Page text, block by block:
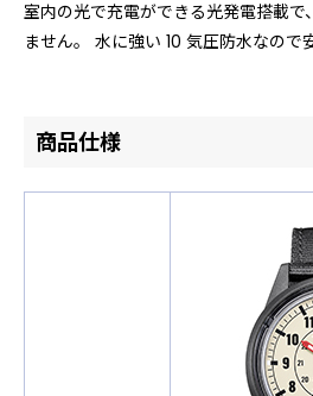
室内の光で充電ができる光発電搭載で
ません。 水に強い 10 気圧防水なので
商品仕様